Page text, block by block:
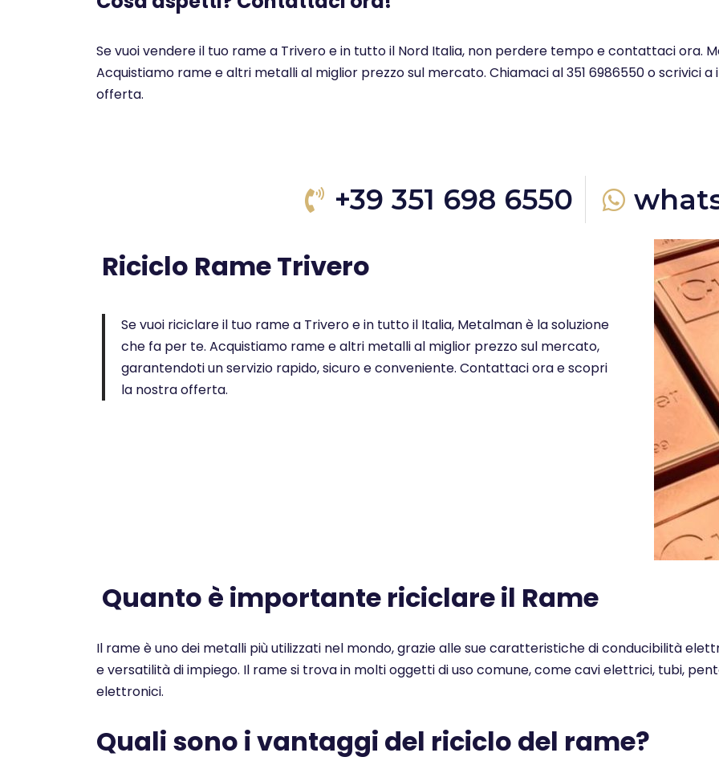
Se vuoi vendere il tuo rame a Trivero e in tutto il Nord Italia, non perdere tempo e contattaci ora.
Acquistiamo rame e altri metalli al miglior prezzo sul mercato. Chiamaci al 351 6986550 o scrivici
offerta.
+39 351 698 6550
Riciclo Rame Trivero
Se vuoi riciclare il tuo rame a Trivero e in tutto il Italia, Metalman è la soluzione
che fa per te. Acquistiamo rame e altri metalli al miglior prezzo sul mercato,
garantendoti un servizio rapido, sicuro e conveniente. Contattaci ora e scopri
la nostra offerta.
Quanto è importante riciclare il Rame
Il rame è uno dei metalli più utilizzati nel mondo, grazie alle sue caratteristiche di conducibilità
e versatilità di impiego. Il rame si trova in molti oggetti di uso comune, come cavi elettrici, tubi,
elettronici.
Quali sono i vantaggi del riciclo del rame?